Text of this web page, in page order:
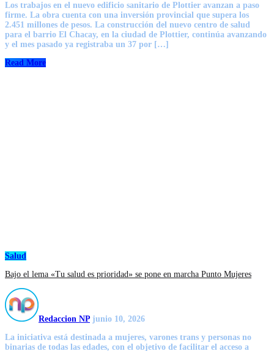
Los trabajos en el nuevo edificio sanitario de Plottier avanzan a paso
firme. La obra cuenta con una inversión provincial que supera los
2.451 millones de pesos. La construcción del nuevo centro de salud
para el barrio El Chacay, en la ciudad de Plottier, continúa avanzando
y el mes pasado ya registraba un 37 por […]
Read More
Salud
Bajo el lema «Tu salud es prioridad» se pone en marcha Punto Mujeres
Redaccion NP junio 10, 2026
La iniciativa está destinada a mujeres, varones trans y personas no
binarias de todas las edades, con el objetivo de facilitar el acceso a